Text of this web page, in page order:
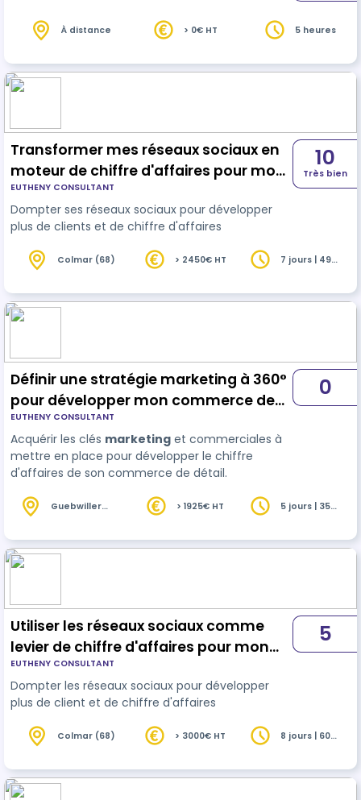
À distance > 0€ HT 5 heures
Transformer mes réseaux sociaux en
moteur de chiffre d'affaires pour mon
commerce !
EUTHENY CONSULTANT
Dompter ses réseaux sociaux pour développer
plus de clients et de chiffre d'affaires
10
Très bien
Colmar (68) > 2450€ HT
7 jours | 49
Définir une stratégie marketing à 360°
pour développer mon commerce de
lingerie
EUTHENY CONSULTANT
Acquérir les clés marketing et commerciales à
mettre en place pour développer le chiffre
d'affaires de son commerce de détail.
0
Guebwiller
> 1925€ HT
5 jours | 35
Utiliser les réseaux sociaux comme
levier de chiffre d'affaires pour mon
institut de beauté
EUTHENY CONSULTANT
Dompter les réseaux sociaux pour développer
plus de client et de chiffre d'affaires
5
Colmar (68) > 3000€ HT
8 jours | 60